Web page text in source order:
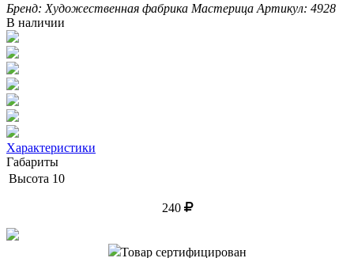
Бренд: Художественная фабрика Мастерица Артикул: 4928
В наличии
Характеристики
Габариты
Высота 10
240
Товар сертифицирован